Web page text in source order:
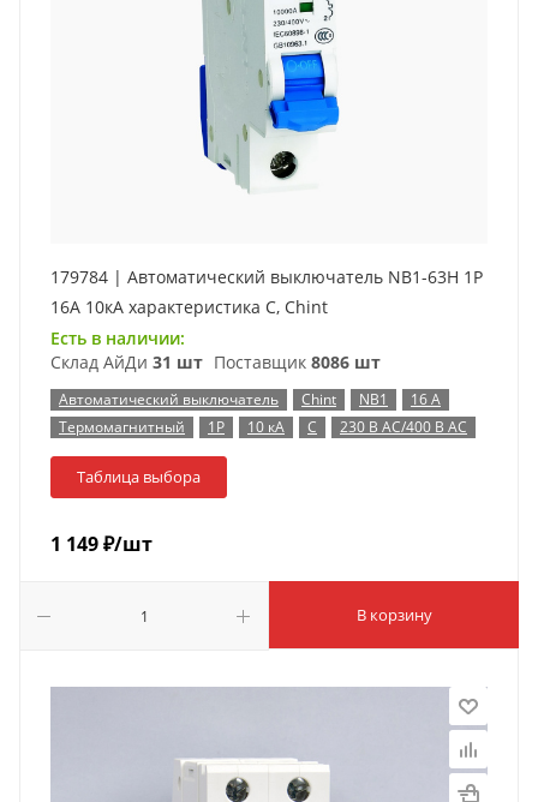
179784 | Автоматический выключатель NB1-63H 1P
16А 10кА характеристика C, Chint
Есть в наличии:
Склад АйДи 31 шт Поставщик 8086 шт
Автоматический выключатель Chint NB1
16 А
Термомагнитный
1P 10 кА C 230 В AC/400 В AC
Таблица выбора
1 149₽/шт
В корзину